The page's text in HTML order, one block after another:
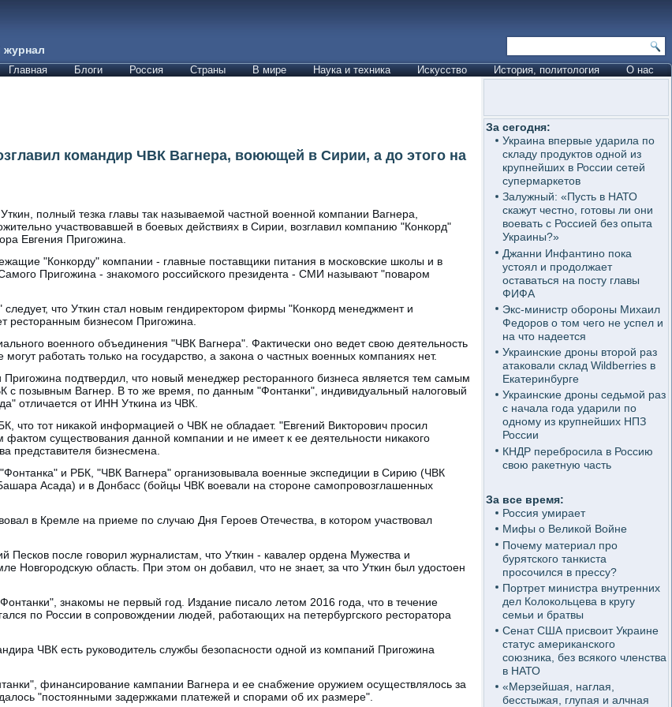
журнал
Главная Блоги Россия Страны В мире Наука и техника Искусство История, политология О нас
командир ЧВК Вагнера, воюющей в Сирии, а до этого на
полный тезка главы так называемой частной военной компании Вагнера,
участвовавшей в боевых действиях в Сирии, возглавил компанию "Конкорд"
Евгения Пригожина.
"Конкорду" компании - главные поставщики питания в московские школы и в
Пригожина - знакомого российского президента - СМИ называют "поваром
что Уткин стал новым гендиректором фирмы "Конкорд менеджмент и
ресторанным бизнесом Пригожина.
военного объединения "ЧВК Вагнера". Фактически оно ведет свою деятельность
могут работать только на государство, а закона о частных военных компаниях нет.
Пригожина подтвердил, что новый менеджер ресторанного бизнеса является тем самым
с позывным Вагнер. В то же время, по данным "Фонтанки", индивидуальный налоговый
отличается от ИНН Уткина из ЧВК.
что тот никакой информацией о ЧВК не обладает. "Евгений Викторович просил
фактом существования данной компании и не имеет к ее деятельности никакого
представителя бизнесмена.
и РБК, "ЧВК Вагнера" организовывала военные экспедиции в Сирию (ЧВК
Асада) и в Донбасс (бойцы ЧВК воевали на стороне самопровозглашенных
в Кремле на приеме по случаю Дня Героев Отечества, в котором участвовал
Песков после говорил журналистам, что Уткин - кавалер ордена Мужества и
Новгородскую область. При этом он добавил, что не знает, за что Уткин был удостоен
знакомы не первый год. Издание писало летом 2016 года, что в течение
по России в сопровождении людей, работающих на петербургского ресторатора
ЧВК есть руководитель службы безопасности одной из компаний Пригожина
финансирование кампании Вагнера и ее снабжение оружием осуществлялось за
"постоянными задержками платежей и спорами об их размере".
За сегодня:
Украина впервые ударила по
складу продуктов одной из
крупнейших в России сетей
супермаркетов
Залужный: «Пусть в НАТО
скажут честно, готовы ли они
воевать с Россией без опыта
Украины?»
Джанни Инфантино пока
устоял и продолжает
оставаться на посту главы
ФИФА
Экс-министр обороны Михаил
Федоров о том чего не успел и
на что надеется
Украинские дроны второй раз
атаковали склад Wildberries в
Екатеринбурге
Украинские дроны седьмой раз
с начала года ударили по
одному из крупнейших НПЗ
России
КНДР перебросила в Россию
свою ракетную часть
За все время:
Россия умирает
Мифы о Великой Войне
Почему материал про
бурятского танкиста
просочился в прессу?
Портрет министра внутренних
дел Колокольцева в кругу
семьи и братвы
Сенат США присвоит Украине
статус американского
союзника, без всякого членства
в НАТО
«Мерзейшая, наглая,
бесстыжая, глупая и алчная